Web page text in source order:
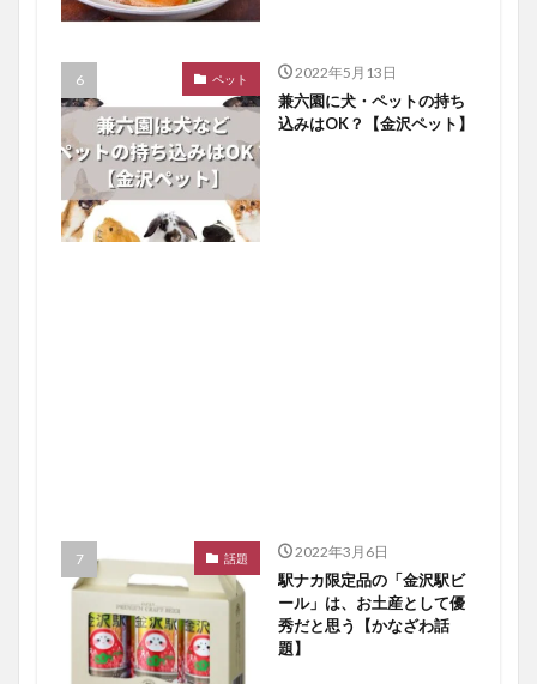
ペット 2022年5月13日
兼六園に犬・ペットの持ち
込みはOK？【金沢ペット】
話題 2022年3月6日
駅ナカ限定品の「金沢駅ビ
ール」は、お土産として優
秀だと思う【かなざわ話
題】